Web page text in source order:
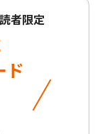
者限定
ド